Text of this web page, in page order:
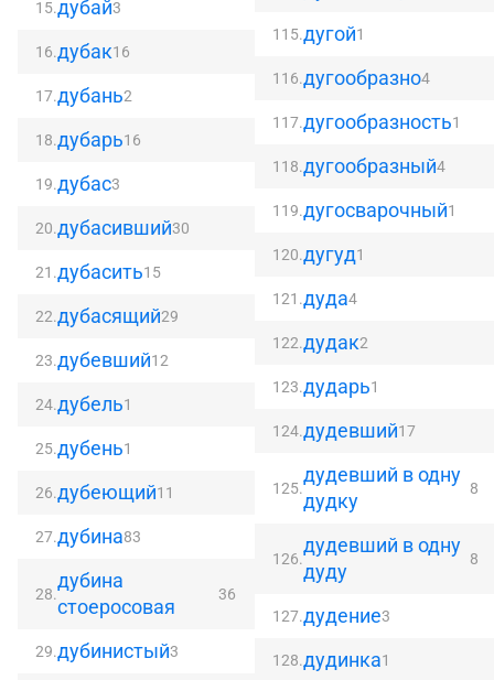
15.дубай3
16.дубак16
17.дубань2
18.дубарь16
19.дубас3
20.дубасивший30
21.дубасить15
22.дубасящий29
23.дубевший12
24.дубель1
25.дубень1
26.дубеющий11
27.дубина83
28.
дубина
стоеросовая
36
29.дубинистый3
115.дугой1
116.дугообразно4
117.дугообразность1
118.дугообразный4
119.дугосварочный1
120.дугуд1
121.дуда4
122.дудак2
123.дударь1
124.дудевший17
125.
дудевший в одну
дудку
8
126.
дудевший в одну
дуду
8
127.дудение3
128.дудинка1